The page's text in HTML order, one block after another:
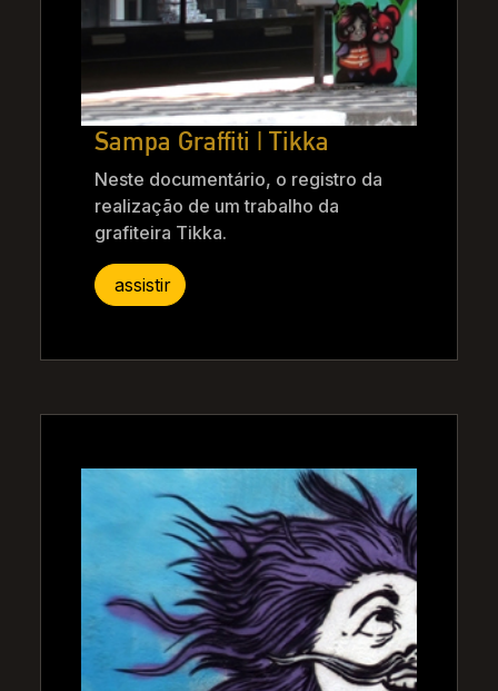
Sampa Graffiti | Tikka
Neste documentário, o registro da
realização de um trabalho da
grafiteira Tikka.
assistir